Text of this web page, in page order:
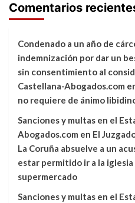
Comentarios
Condenado a un año de
indemnización por dar un
sin consentimiento al
Castellana-Abogados.com
no requiere de ánimo
Sanciones y multas en el
Abogados.com en El
La Coruña absuelve a un
estar permitido ir a la
supermercado
Sanciones y multas en el